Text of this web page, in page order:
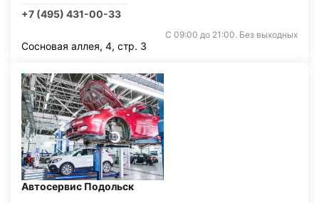
+7 (495) 431-00-33
С 09:00 до 21:00. Без выходных
Сосновая аллея, 4, стр. 3
Автосервис Подольск